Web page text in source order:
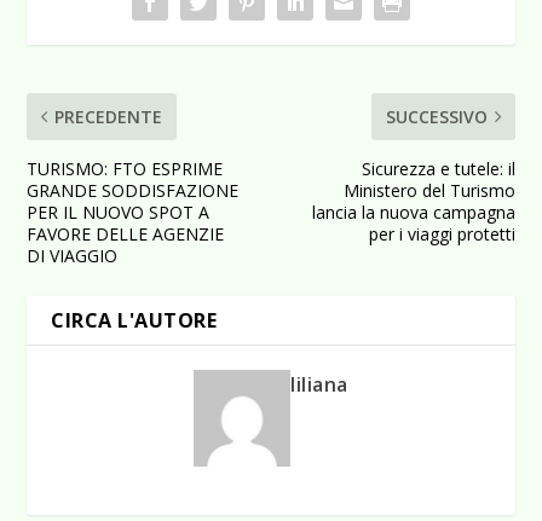
PRECEDENTE
TURISMO: FTO ESPRIME
GRANDE SODDISFAZIONE
PER IL NUOVO SPOT A
FAVORE DELLE AGENZIE
DI VIAGGIO
SUCCESSIVO
Sicurezza e tutele: il
Ministero del Turismo
lancia la nuova campagna
per i viaggi protetti
CIRCA L'AUTORE
liliana